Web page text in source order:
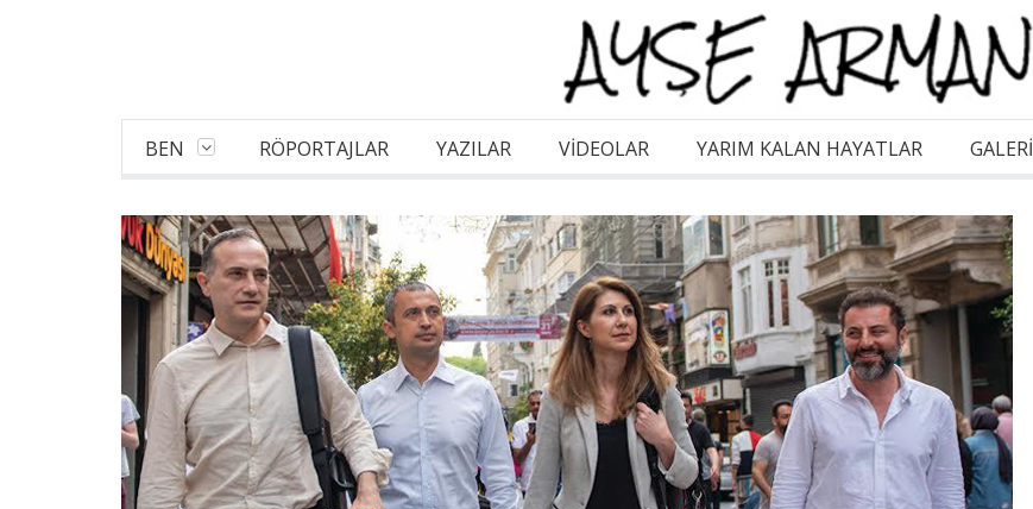
BEN RÖPORTAJLAR YAZILAR VİDEOLAR YARIM KALAN HAYATLAR GALERI